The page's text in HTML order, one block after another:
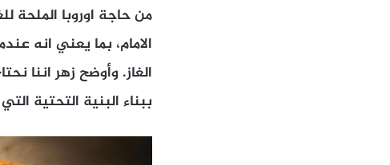
ببناء البنية التحتية التي